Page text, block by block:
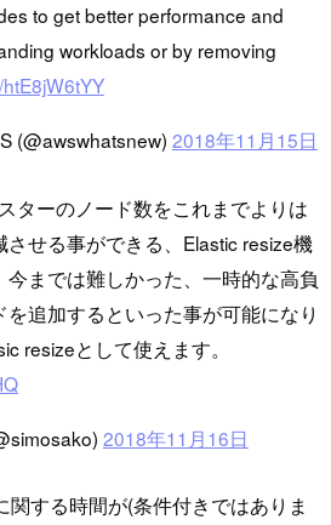
to get better performance and
workloads or by removing
(@awswhatsnew) 2018年11月15日
ターのノード数をこれまでよりは
せる事ができる、Elastic resize機
までは難しかった、一時的な高負
追加するといった事が可能になり
resizeとして使えます。
2018年11月16日
する時間が(条件付きではありま